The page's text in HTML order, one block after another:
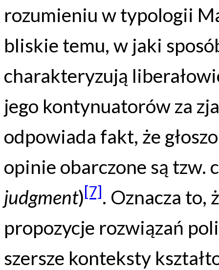
rozumieniu w typologii
bliskie temu, w jaki
charakteryzują
jego kontynuatorów za
odpowiada fakt, że
opinie obarczone są tzw.
judgment)[7]. Oznacza to,
propozycje rozwiązań
szersze konteksty